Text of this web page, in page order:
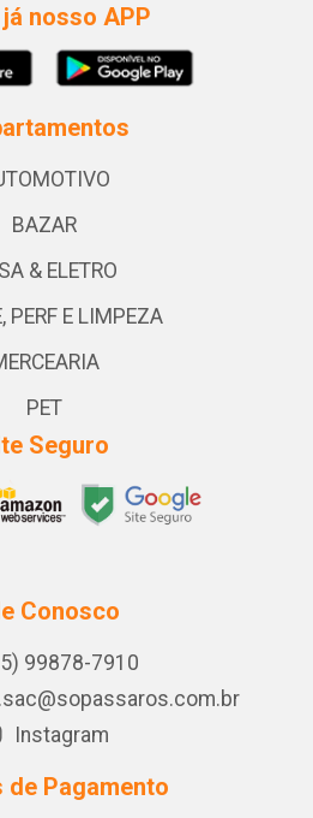
nosso APP
BAZAR
& ELETRO
PERF E LIMPEZA
PET
Seguro
Conosco
99878-7910
Instagram
de Pagamento